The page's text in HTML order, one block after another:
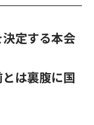
o
u
o
n
定する本会
は裏腹に国